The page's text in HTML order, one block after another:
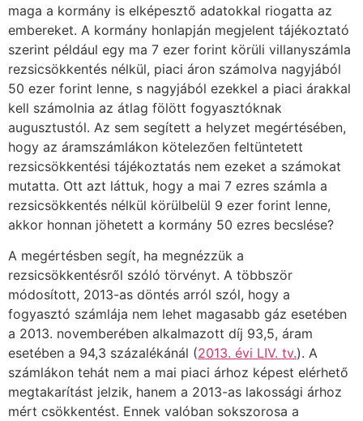
maga a kormány is elképesztő adatokkal riogatta az
embereket. A kormány honlapján megjelent tájékoztató
szerint például egy ma 7 ezer forint körüli villanyszámla
rezsicsökkentés nélkül, piaci áron számolva nagyjából
50 ezer forint lenne, s nagyjából ezekkel a piaci árakkal
kell számolnia az átlag fölött fogyasztóknak
augusztustól. Az sem segített a helyzet megértésében,
hogy az áramszámlákon kötelezően feltüntetett
rezsicsökkentési tájékoztatás nem ezeket a számokat
mutatta. Ott azt láttuk, hogy a mai 7 ezres számla a
rezsicsökkentés nélkül körülbelül 9 ezer forint lenne,
akkor honnan jöhetett a kormány 50 ezres becslése?
A megértésben segít, ha megnézzük a
rezsicsökkentésről szóló törvényt. A többször
módosított, 2013-as döntés arról szól, hogy a
fogyasztó számlája nem lehet magasabb gáz esetében
a 2013. novemberében alkalmazott díj 93,5, áram
esetében a 94,3 százalékánál (2013. évi LIV. tv.). A
számlákon tehát nem a mai piaci árhoz képest elérhető
megtakarítást jelzik, hanem a 2013-as lakossági árhoz
mért csökkentést. Ennek valóban sokszorosa a